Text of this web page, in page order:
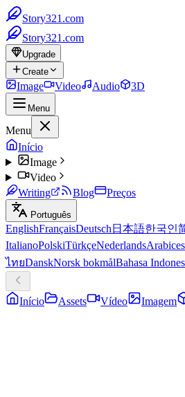
Story321.com
Story321.com
Upgrade
Create
Image Video Audio 3D
Menu
Menu
Início
Image
Video
Writing
Blog Preços
Português
EnglishFrançaisDeutsch 日本語한국인
ItalianoPolskiTürkçeNederlandsArabic
ไทยDanskNorsk bokmålBahasa
Início Assets Vídeo Imagem